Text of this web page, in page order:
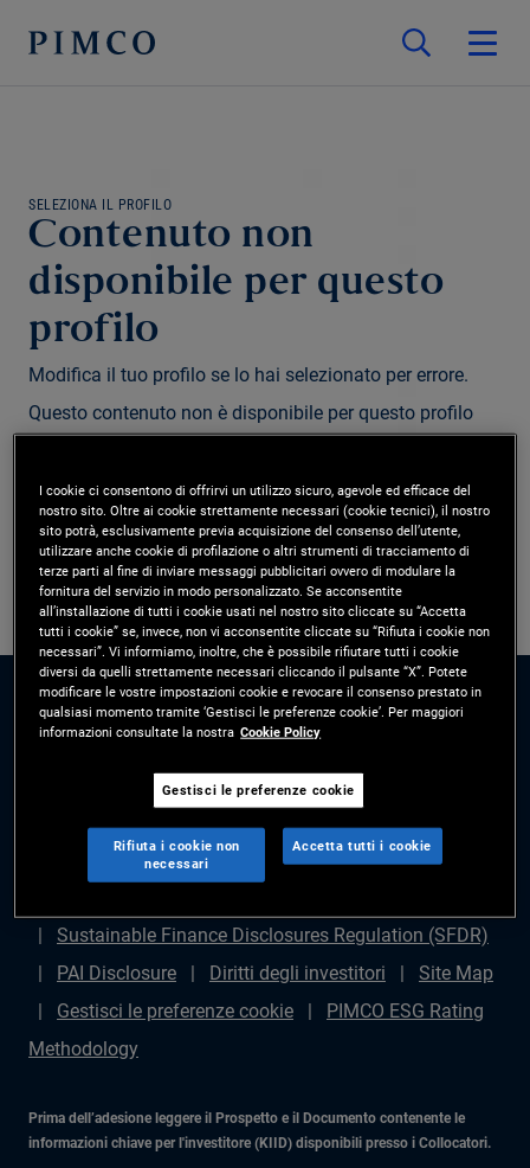
SELEZIONA IL PROFILO
Contenuto non
disponibile per questo
profilo
Modifica il tuo profilo se lo hai selezionato per errore.
Questo contenuto non è disponibile per questo profilo
Modifica profilo
Disclaimer legale Politica sulla privacy
Gestione
Avviso di frode
Diritti degli azionisti
Sustainable Finance Disclosures Regulation (SFDR)
PAI Disclosure
Diritti degli investitori
Site Map
Gestisci le preferenze cookie
PIMCO ESG Rating
Methodology
Prima dell’adesione leggere il Prospetto e il Documento contenente le
informazioni chiave per l'investitore (KIID) disponibili presso i Collocatori.
I cookie ci consentono di offrirvi un utilizzo sicuro, agevole ed efficace del
nostro sito. Oltre ai cookie strettamente necessari (cookie tecnici), il nostro
sito potrà, esclusivamente previa acquisizione del consenso dell’utente,
utilizzare anche cookie di profilazione o altri strumenti di tracciamento di
terze parti al fine di inviare messaggi pubblicitari ovvero di modulare la
fornitura del servizio in modo personalizzato. Se acconsentite
all’installazione di tutti i cookie usati nel nostro sito cliccate su “Accetta
tutti i cookie” se, invece, non vi acconsentite cliccate su “Rifiuta i cookie non
necessari”. Vi informiamo, inoltre, che è possibile rifiutare tutti i cookie
diversi da quelli strettamente necessari cliccando il pulsante “X”. Potete
modificare le vostre impostazioni cookie e revocare il consenso prestato in
qualsiasi momento tramite ‘Gestisci le preferenze cookie’. Per maggiori
informazioni consultate la nostra Cookie Policy
Gestisci le preferenze cookie
Rifiuta i cookie non
necessari
Accetta tutti i cookie